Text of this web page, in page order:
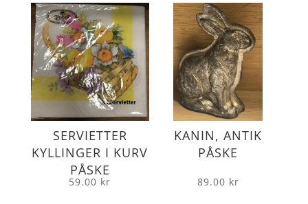
SERVIETTER
KYLLINGER I KURV
PÅSKE
59.00 kr
KANIN, ANTIK
PÅSKE
89.00 kr